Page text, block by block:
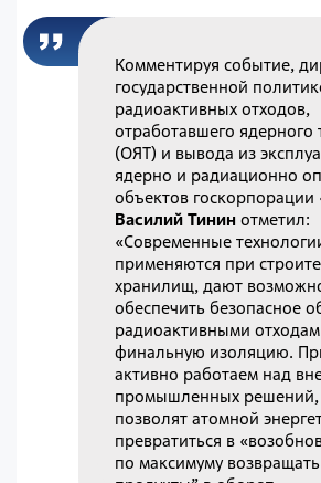
Комментируя событие,
государственной
радиоактивных отходов,
отработавшего ядерного
(ОЯТ) и вывода из
ядерно и радиационно
объектов госкорпорации
Василий Тинин отметил:
«Современные
применяются при
хранилищ, дают
обеспечить безопасное
радиоактивными
финальную изоляцию.
активно работаем над
промышленных решений,
позволят атомной
превратиться в
по максимуму